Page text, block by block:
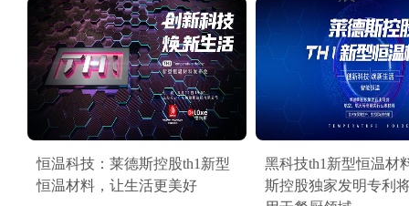
恒温科技：莱德斯控股th1新型
恒温材料，让生活更美好
黑科技th1新型恒温材
斯控股独家发明专利